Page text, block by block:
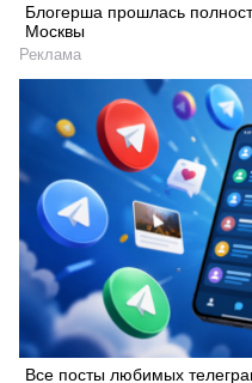
Блогерша прошлась
Москвы
Реклама
Все посты любимых